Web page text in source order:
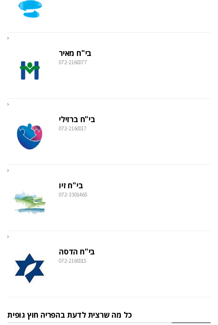
בי"ח מאיר
072-2160077
בי"ח ברזילי
072-2160017
בי"ח זיו
072-3301465
בי"ח הדסה
072-2160015
כל מה שרצית לדעת בהפריה חוץ גופית